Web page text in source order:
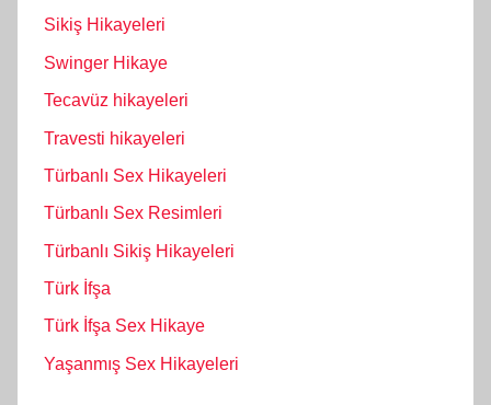
Sikiş Hikayeleri
Swinger Hikaye
Tecavüz hikayeleri
Travesti hikayeleri
Türbanlı Sex Hikayeleri
Türbanlı Sex Resimleri
Türbanlı Sikiş Hikayeleri
Türk İfşa
Türk İfşa Sex Hikaye
Yaşanmış Sex Hikayeleri